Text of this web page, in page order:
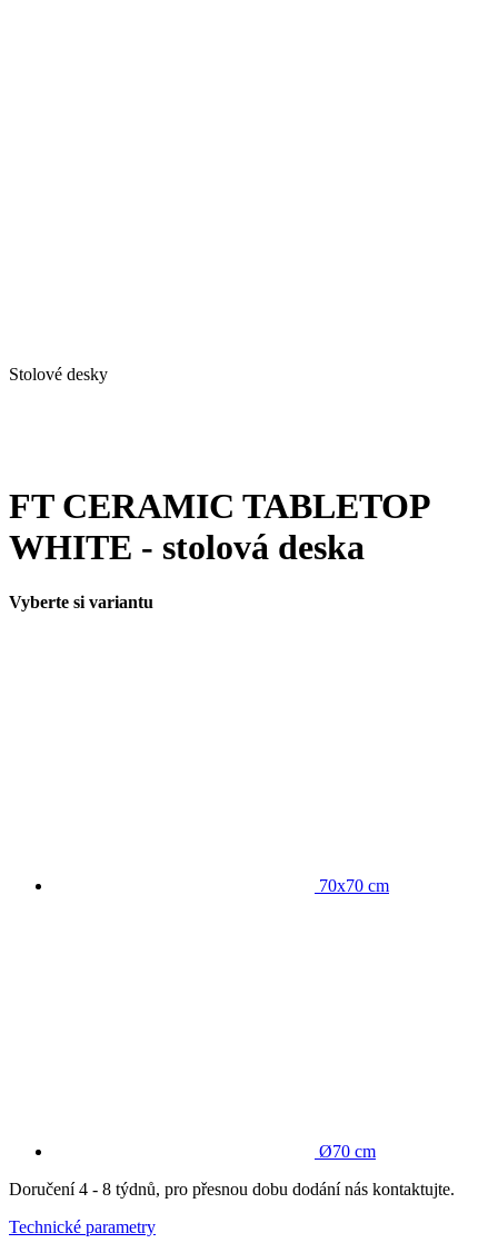
Stolové desky
FT CERAMIC TABLETOP
WHITE - stolová deska
Vyberte si variantu
70x70 cm
Ø70 cm
Doručení 4 - 8 týdnů, pro přesnou dobu dodání nás kontaktujte.
Technické parametry